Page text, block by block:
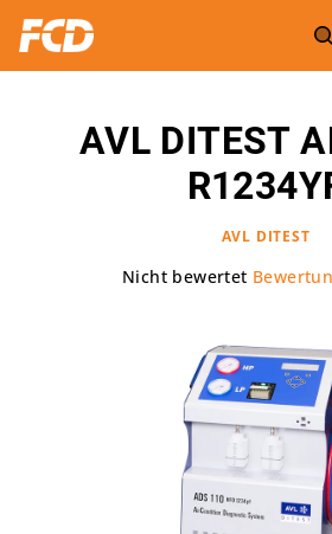
Inhalt
springen
AVL DITEST
AVL DITEST
Die
Sternen.
Nicht bewertet